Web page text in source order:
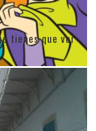
tienes que ver